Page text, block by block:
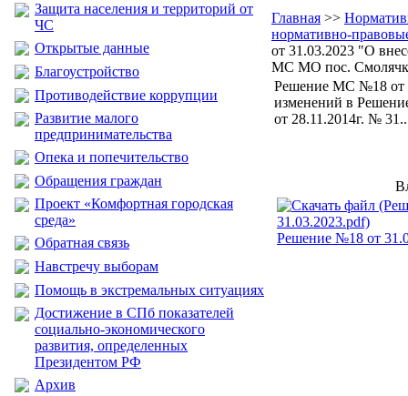
Защита населения и территорий от
ЧС
Открытые данные
Благоустройство
Противодействие коррупции
Развитие малого
предпринимательства
Опека и попечительство
Обращения граждан
Проект «Комфортная городская
среда»
Обратная связь
Навстречу выборам
Помощь в экстремальных ситуациях
Достижение в СПб показателей
социально-экономического
развития, определенных
Президентом РФ
Архив
Главная >>
нормативно-
от 31.03.2023 "О
МС МО пос.
Решение МС №18 от
изменений в
от 28.11.2014г. №
Решение №18 от